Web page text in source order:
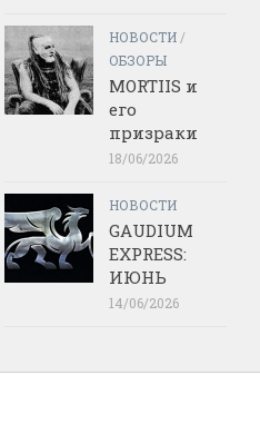
НОВОСТИ /
ОБЗОРЫ
MORTIIS и
его
призраки
18/06/2026
НОВОСТИ
GAUDIUM
EXPRESS:
ИЮНЬ
14/06/2026